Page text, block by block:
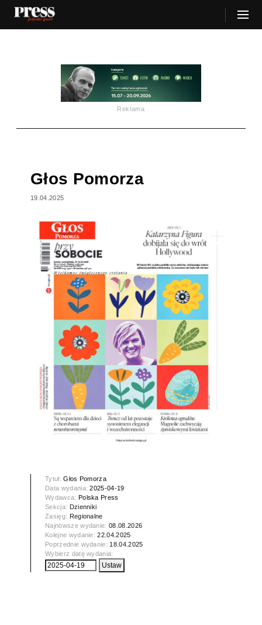
Reklama
Głos Pomorza
19.04.2025
Tytuł:Głos Pomorza
Data wydania:2025-04-19
Wydawca: Polska Press
Sekcja: Dzienniki
Zasięg: Regionalne
Najnowsze wydanie:08.08.2026
Kolejne wydanie:22.04.2025
Poprzednie wydanie: 18.04.2025
Wybierz datę wydania: